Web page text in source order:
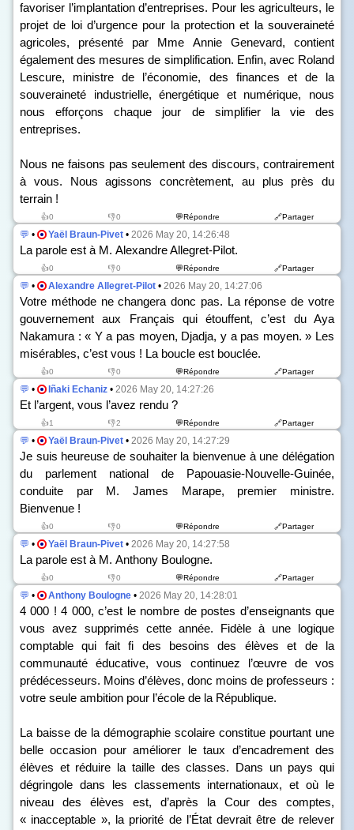
favoriser l’implantation d’entreprises. Pour les agriculteurs, le
projet de loi d’urgence pour la protection et la souveraineté
agricoles, présenté par Mme Annie Genevard, contient
également des mesures de simplification. Enfin, avec Roland
Lescure, ministre de l’économie, des finances et de la
souveraineté industrielle, énergétique et numérique, nous
nous efforçons chaque jour de simplifier la vie des
entreprises.
Nous ne faisons pas seulement des discours, contrairement
à vous. Nous agissons concrètement, au plus près du
terrain !
👍0 👎0 💬Répondre 🔗Partager
💬 • Yaël Braun-Pivet • 2026 May 20, 14:26:48
La parole est à M. Alexandre Allegret-Pilot.
👍0 👎0 💬Répondre 🔗Partager
💬 • Alexandre Allegret-Pilot • 2026 May 20, 14:27:06
Votre méthode ne changera donc pas. La réponse de votre
gouvernement aux Français qui étouffent, c’est du Aya
Nakamura : « Y a pas moyen, Djadja, y a pas moyen. » Les
misérables, c’est vous ! La boucle est bouclée.
👍0 👎0 💬Répondre 🔗Partager
💬 • Iñaki Echaniz • 2026 May 20, 14:27:26
Et l’argent, vous l’avez rendu ?
👍1 👎2 💬Répondre 🔗Partager
💬 • Yaël Braun-Pivet • 2026 May 20, 14:27:29
Je suis heureuse de souhaiter la bienvenue à une délégation
du parlement national de Papouasie-Nouvelle-Guinée,
conduite par M. James Marape, premier ministre.
Bienvenue !
👍0 👎0 💬Répondre 🔗Partager
💬 • Yaël Braun-Pivet • 2026 May 20, 14:27:58
La parole est à M. Anthony Boulogne.
👍0 👎0 💬Répondre 🔗Partager
💬 • Anthony Boulogne • 2026 May 20, 14:28:01
4 000 ! 4 000, c’est le nombre de postes d’enseignants que
vous avez supprimés cette année. Fidèle à une logique
comptable qui fait fi des besoins des élèves et de la
communauté éducative, vous continuez l’œuvre de vos
prédécesseurs. Moins d’élèves, donc moins de professeurs :
votre seule ambition pour l’école de la République.
La baisse de la démographie scolaire constitue pourtant une
belle occasion pour améliorer le taux d’encadrement des
élèves et réduire la taille des classes. Dans un pays qui
dégringole dans les classements internationaux, et où le
niveau des élèves est, d’après la Cour des comptes,
« inacceptable », la priorité de l’État devrait être de relever